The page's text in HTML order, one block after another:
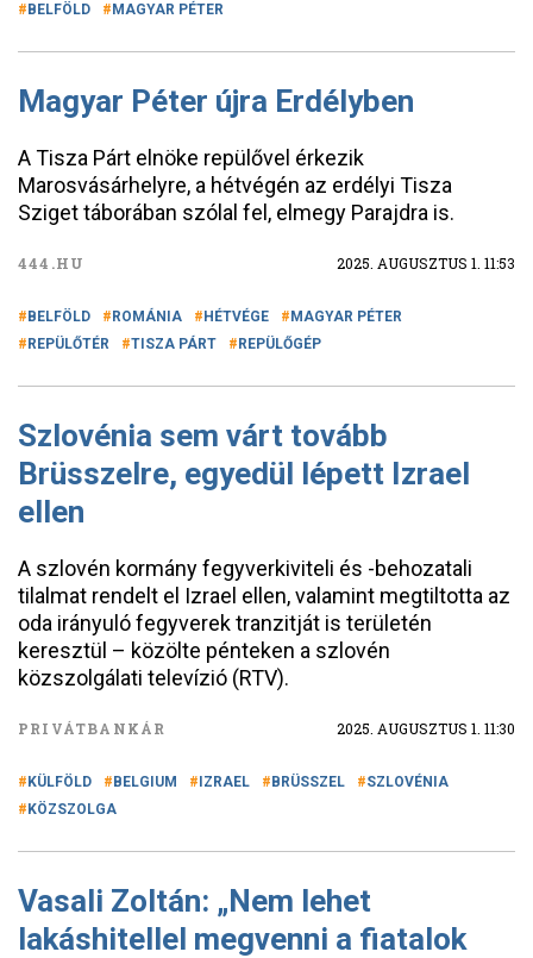
BELFÖLD MAGYAR PÉTER
Magyar Péter újra Erdélyben
A Tisza Párt elnöke repülővel érkezik
Marosvásárhelyre, a hétvégén az erdélyi Tisza
Sziget táborában szólal fel, elmegy Parajdra is.
444.HU 2025. AUGUSZTUS 1. 11:53
BELFÖLD ROMÁNIA HÉTVÉGE
MAGYAR PÉTER
REPÜLŐTÉR
TISZA PÁRT REPÜLŐGÉP
Szlovénia sem várt tovább
Brüsszelre, egyedül lépett Izrael
ellen
A szlovén kormány fegyverkiviteli és -behozatali
tilalmat rendelt el Izrael ellen, valamint megtiltotta az
oda irányuló fegyverek tranzitját is területén
keresztül – közölte pénteken a szlovén
közszolgálati televízió (RTV).
PRIVÁTBANKÁR 2025. AUGUSZTUS 1. 11:30
KÜLFÖLD BELGIUM IZRAEL BRÜSSZEL
SZLOVÉNIA
KÖZSZOLGA
Vasali Zoltán: „Nem lehet
lakáshitellel megvenni a fiatalok